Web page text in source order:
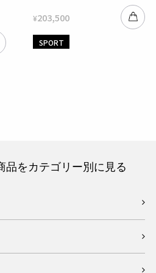
¥203,500
SPORT
品をカテゴリー別に見る